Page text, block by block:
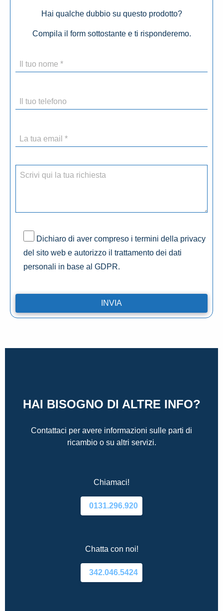
Hai qualche dubbio su questo prodotto?
Compila il form sottostante e ti risponderemo.
Dichiaro di aver compreso i termini della privacy
del sito web e autorizzo il trattamento dei dati
personali in base al GDPR.
HAI BISOGNO DI ALTRE INFO?
Contattaci per avere informazioni sulle parti di
ricambio o su altri servizi.
Chiamaci!
0131.296.920
Chatta con noi!
342.046.5424